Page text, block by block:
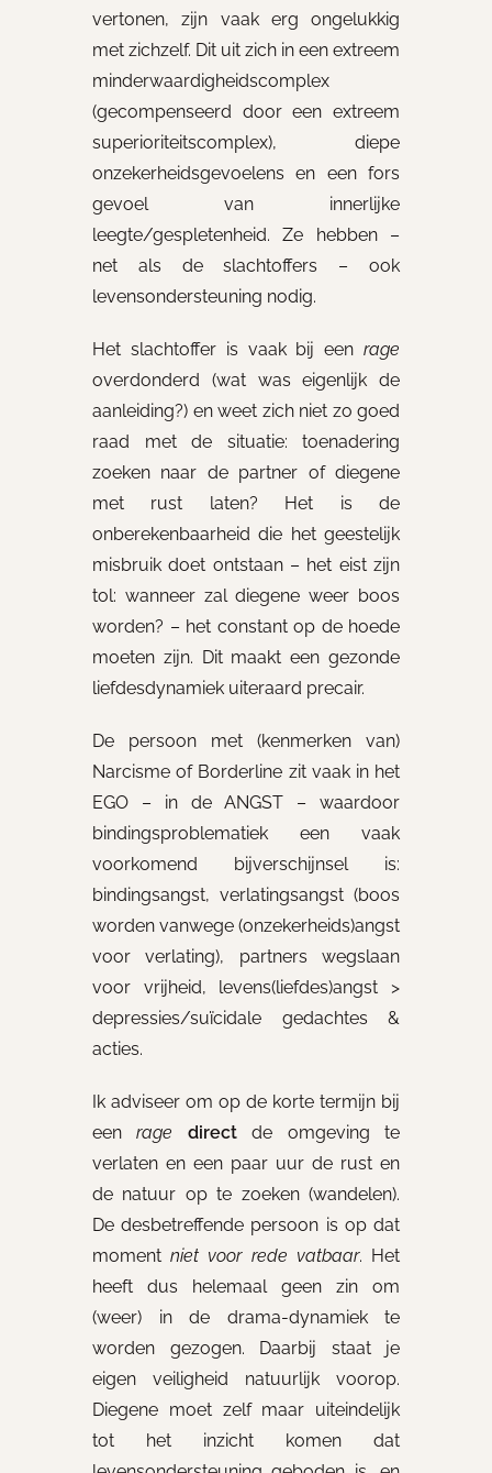
vertonen, zijn vaak erg ongelukkig
met zichzelf. Dit uit zich in een extreem
minderwaardigheidscomplex
(gecompenseerd door een extreem
superioriteitscomplex), diepe
onzekerheidsgevoelens en een fors
gevoel van innerlijke
leegte/gespletenheid. Ze hebben –
net als de slachtoffers – ook
levensondersteuning nodig.
Het slachtoffer is vaak bij een rage
overdonderd (wat was eigenlijk de
aanleiding?) en weet zich niet zo goed
raad met de situatie: toenadering
zoeken naar de partner of diegene
met rust laten? Het is de
onberekenbaarheid die het geestelijk
misbruik doet ontstaan – het eist zijn
tol: wanneer zal diegene weer boos
worden? – het constant op de hoede
moeten zijn. Dit maakt een gezonde
liefdesdynamiek uiteraard precair.
De persoon met (kenmerken van)
Narcisme of Borderline zit vaak in het
EGO – in de ANGST – waardoor
bindingsproblematiek een vaak
voorkomend bijverschijnsel is:
bindingsangst, verlatingsangst (boos
worden vanwege (onzekerheids)angst
voor verlating), partners wegslaan
voor vrijheid, levens(liefdes)angst >
depressies/suïcidale gedachtes &
acties.
Ik adviseer om op de korte termijn bij
eenrage directde omgeving te
verlaten en een paar uur de rust en
de natuur op te zoeken (wandelen).
De desbetreffende persoon is op dat
momentniet voor rede vatbaar. Het
heeft dus helemaal geen zin om
(weer) in de drama-dynamiek te
worden gezogen. Daarbij staat je
eigen veiligheid natuurlijk voorop.
Diegene moet zelf maar uiteindelijk
tot het inzicht komen dat